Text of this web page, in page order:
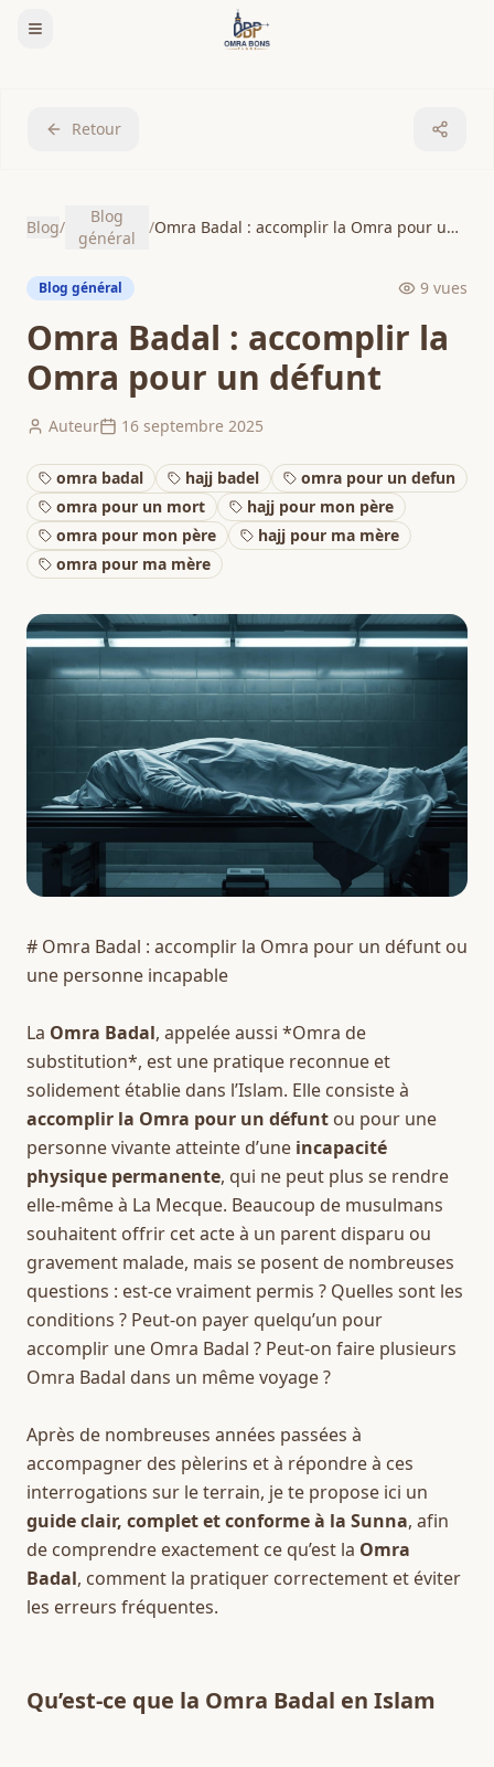
Retour
Blog/
Blog
général
/ Omra Badal : accomplir la Omra pour un défunt
Blog général 9 vues
Omra Badal : accomplir la
Omra pour un défunt
Auteur 16 septembre 2025
omra badal hajj badel
omra pour un defun
omra pour un mort
hajj pour mon père
omra pour mon père
hajj pour ma mère
omra pour ma mère
# Omra Badal : accomplir la Omra pour un défunt ou
une personne incapable
La Omra Badal, appelée aussi *Omra de
substitution*, est une pratique reconnue et
accomplir la Omra pour un défunt ou pour une
personne vivante atteinte d’une incapacité
physique permanente, qui ne peut plus se rendre
elle-même à La Mecque. Beaucoup de musulmans
souhaitent offrir cet acte à un parent disparu ou
gravement malade, mais se posent de nombreuses
questions : est-ce vraiment permis ? Quelles sont les
conditions ? Peut-on payer quelqu’un pour
accomplir une Omra Badal ? Peut-on faire plusieurs
Omra Badal dans un même voyage ?
Après de nombreuses années passées à
accompagner des pèlerins et à répondre à ces
guide clair, complet et conforme à la Sunna, afin
de comprendre exactement ce qu’est la Omra
Badal, comment la pratiquer correctement et éviter
les erreurs fréquentes.
Qu’est-ce que la Omra Badal en Islam